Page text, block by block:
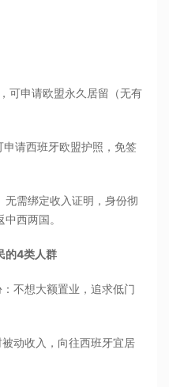
可申请欧盟永久居留（无有
请西班牙欧盟护照，免签
无需绑定收入证明，身份彻
西两国。
的4类人群
不想大额置业，追求低门
动收入，向往西班牙宜居